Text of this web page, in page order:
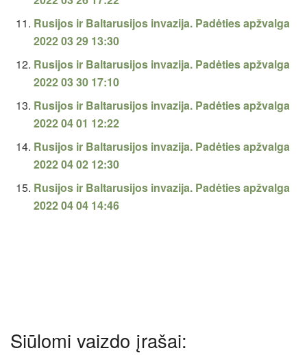
Rusijos ir Baltarusijos invazija. Padėties apžvalga
2022 03 29 13:30
Rusijos ir Baltarusijos invazija. Padėties apžvalga
2022 03 30 17:10
Rusijos ir Baltarusijos invazija. Padėties apžvalga
2022 04 01 12:22
Rusijos ir Baltarusijos invazija. Padėties apžvalga
2022 04 02 12:30
Rusijos ir Baltarusijos invazija. Padėties apžvalga
2022 04 04 14:46
Siūlomi vaizdo įrašai: